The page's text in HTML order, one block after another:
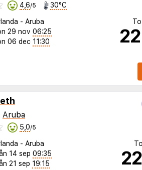
4,6/5 30°C
- Aruba
29 nov 06:25
06 dec 11:30
Aruba
5,0/5
- Aruba
14 sep 09:35
21 sep 19:15